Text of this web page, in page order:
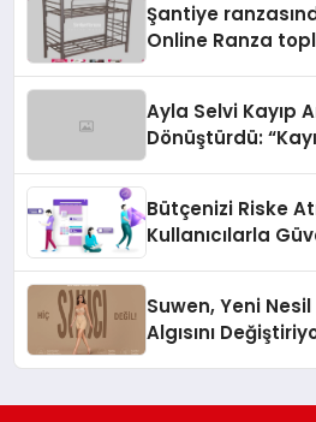
Şantiye
Online Ranza
Ayla Selvi Kayıp
Dönüştürdü:
Bütçenizi Riske
Kullanıcılarla
Suwen, Yeni
Algısını